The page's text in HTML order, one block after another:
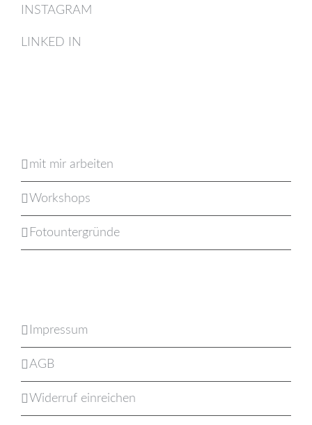
INSTAGRAM
LINKED IN
mit mir arbeiten
Workshops
Fotountergründe
Impressum
AGB
Widerruf einreichen